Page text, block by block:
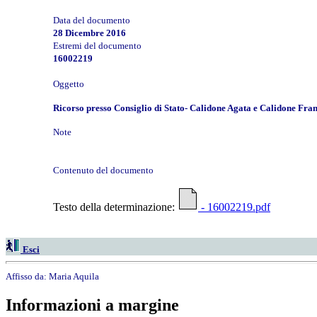
Data del documento
28 Dicembre 2016
Estremi del documento
16002219
Oggetto
Ricorso presso Consiglio di Stato- Calidone Agata e Calidone
Note
Contenuto del documento
Testo della determinazione: - 16002219.pdf
Esci
Affisso da: Maria Aquila
Informazioni a margine